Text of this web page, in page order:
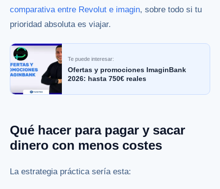
comparativa entre Revolut e imagin, sobre todo si tu
prioridad absoluta es viajar.
Te puede interesar:
Ofertas y promociones ImaginBank
2026: hasta 750€ reales
Qué hacer para pagar y sacar
dinero con menos costes
La estrategia práctica sería esta: